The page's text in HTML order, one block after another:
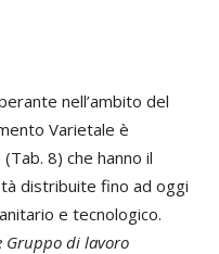
nell’ambito del
Varietale è
8) che hanno il
distribuite fino ad oggi
e tecnologico.
Gruppo di lavoro